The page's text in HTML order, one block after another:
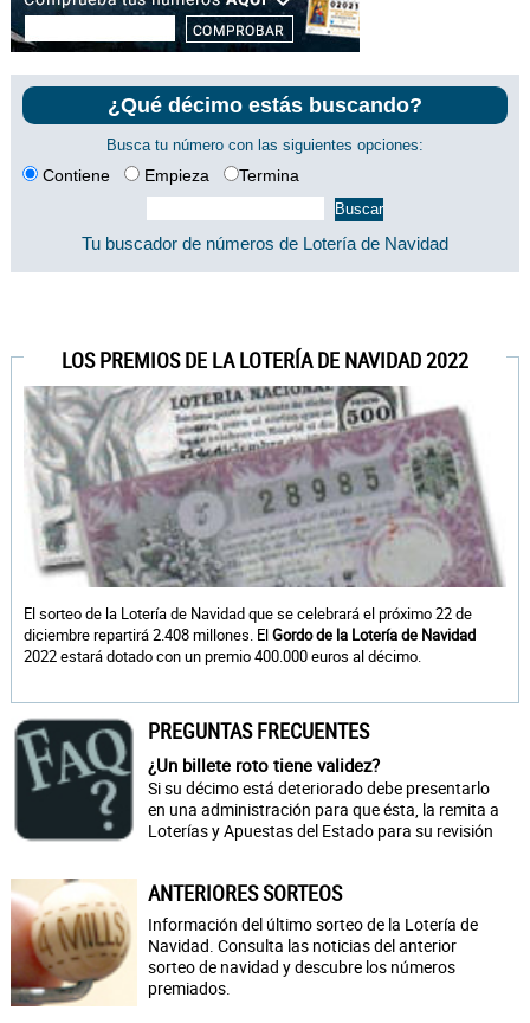
¿Qué décimo estás buscando?
Busca tu número con las siguientes opciones:
Contiene Empieza Termina
Tu buscador de números de Lotería de Navidad
LOS PREMIOS DE LA LOTERÍA DE NAVIDAD 2022
El sorteo de la Lotería de Navidad que se celebrará el próximo 22 de
diciembre repartirá 2.408 millones. ElGordo de la Lotería de Navidad
2022 estará dotado con un premio 400.000 euros al décimo.
PREGUNTAS FRECUENTES
¿Un billete roto tiene validez?
Si su décimo está deteriorado debe presentarlo
en una administración para que ésta, la remita a
Loterías y Apuestas del Estado para su revisión
ANTERIORES SORTEOS
Información del último sorteo de la Lotería de
Navidad. Consulta las noticias del anterior
sorteo de navidad y descubre los números
premiados.